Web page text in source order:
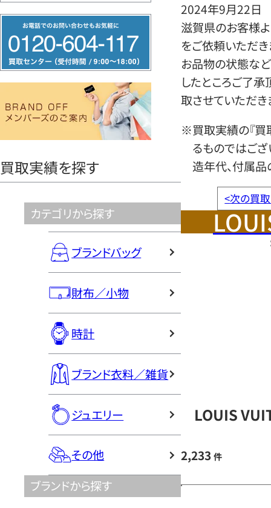
リ
ー
ヤ
買取実績を探す
カテゴリから探す
ブランドバッグ
財布／小物
時計
ブランド衣料／雑貨
ジュエリー
その他
ブランドから探す
2024年9月22日
滋賀県のお客様よ
をご依頼いただき
お品物の状態など
したところご了
取させていただき
※買取実績の『買
るものではござ
造年代、付属品
<次の買
LOUIS
2,233 件